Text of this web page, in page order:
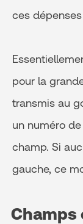
ces
pour la
transmis au
un numéro
champ. Si
gauche, ce
Champs